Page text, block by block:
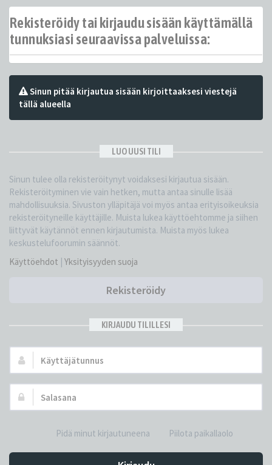
Rekisteröidy tai kirjaudu sisään käyttämällä
tunnuksiasi seuraavissa palveluissa:
Sinun pitää kirjautua sisään kirjoittaaksesi viestejä
tällä alueella
LUO UUSI TILI
Sinun tulee olla rekisteröitynyt voidaksesi kirjautua sisään.
Rekisteröityminen vie vain hetken, mutta antaa sinulle lisää
mahdollisuuksia. Sivuston ylläpitäjä voi myös antaa erityisoikeuksia
rekisteröityneille käyttäjille. Muista lukea käyttöehtomme ja siihen
liittyvät käytännöt ennen kirjautumista. Muista myös lukea
keskustelufoorumin säännöt.
Käyttöehdot | Yksityisyyden suoja
Rekisteröidy
KIRJAUDU TILILLESI
Käyttäjätunnus:
Salasana:
Pidä minut kirjautuneena Piilota paikallaolo